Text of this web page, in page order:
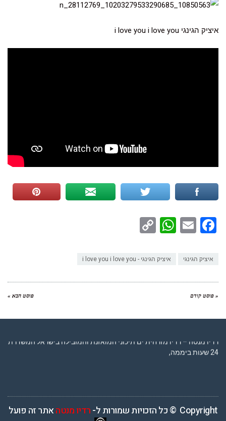
איציק הגינגי i love you i love you
Facebook
Email
WhatsApp
איציק הגינגי איציק הגינגי - i love you i love you
« פוסט קודם פוסט הבא »
רדיו מנטה – רדיו מזרחית ים תיכוני המואזנת והמובילה בישראל המשדרת
24 שעות ביממה,
Copyright © כל הזכויות שמורות ל- רדיו מנטהאתר זה פועל